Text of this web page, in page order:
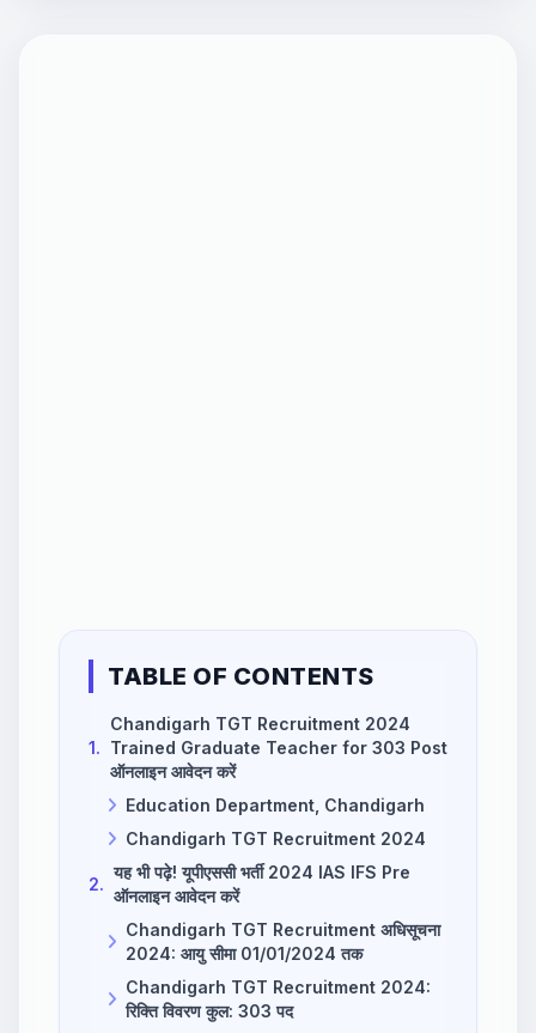
TABLE OF CONTENTS
1.
Chandigarh TGT Recruitment 2024
Trained Graduate Teacher for 303 Post
ऑनलाइन आवेदन करें
Education Department, Chandigarh
Chandigarh TGT Recruitment 2024
2.
यह भी पढ़े! यूपीएससी भर्ती 2024 IAS IFS Pre
ऑनलाइन आवेदन करें
Chandigarh TGT Recruitment अधिसूचना
2024: आयु सीमा 01/01/2024 तक
Chandigarh TGT Recruitment 2024:
रिक्ति विवरण कुल: 303 पद